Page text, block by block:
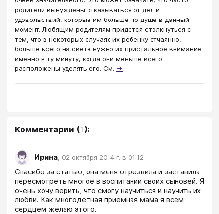
родители вынуждены отказываться от дел и
удовольствий, которые им больше по душе в данный
момент. Любящим родителям придется столкнуться с
тем, что в некоторых случаях их ребенку отчаянно,
больше всего на свете нужно их пристальное внимание
именно в ту минуту, когда они меньше всего
расположены уделять его. См. →
Комментарии (1):
Ирина, 02 октября 2014 г. в 01:12
Спасибо за статью, она меня отрезвила и заставила
пересмотреть многое в воспитании своих сыновей. Я
очень хочу верить, что смогу научиться и научить их
любви. Как многодетная приемная мама я всем
сердцем желаю этого.